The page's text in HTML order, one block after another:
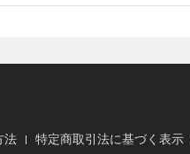
法 特定商取引法に基づく表示